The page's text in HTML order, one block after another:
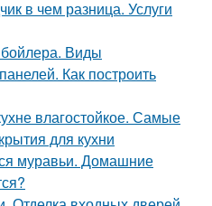
в чем разница. Услуги
Виды
Как построить
влагостойкое. Самые
для кухни
муравьи. Домашние